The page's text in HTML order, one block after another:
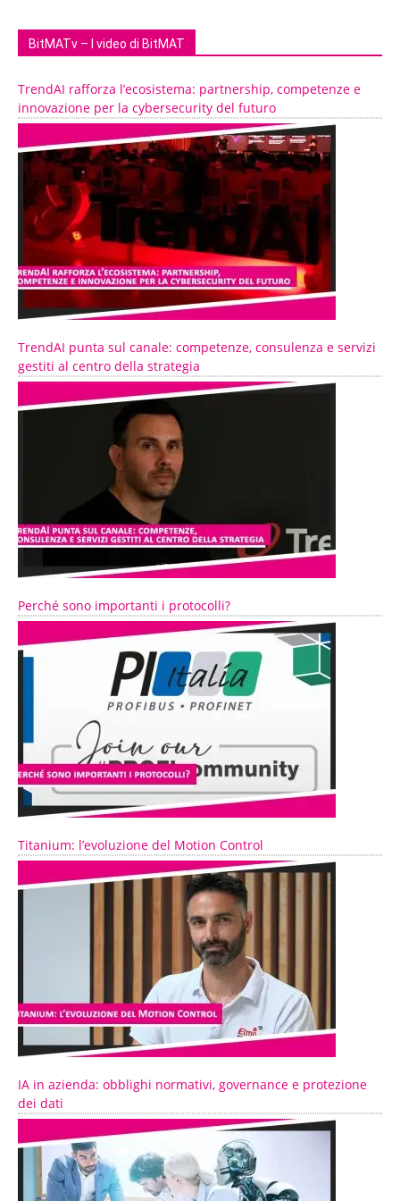
BitMATv – I video di BitMAT
TrendAI rafforza l’ecosistema: partnership, competenze e
innovazione per la cybersecurity del futuro
TrendAI punta sul canale: competenze, consulenza e servizi
gestiti al centro della strategia
Perché sono importanti i protocolli?
Titanium: l’evoluzione del Motion Control
IA in azienda: obblighi normativi, governance e protezione
dei dati